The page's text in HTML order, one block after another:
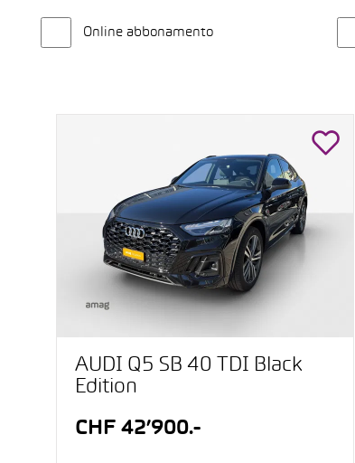
Online abbonamento
AUDI Q5 SB 40 TDI Black
Edition
CHF 42’900.-